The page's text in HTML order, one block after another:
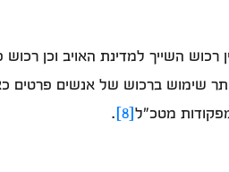
רכוש השייך למדינת האויב וכן
שימוש ברכוש של אנשים
מטכ"ל[8]
.